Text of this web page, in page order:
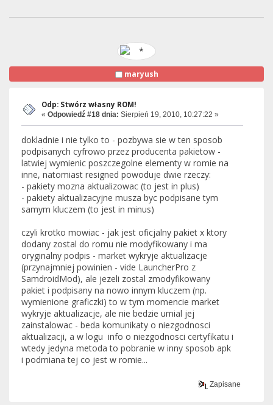
maryush
Odp: Stwórz własny ROM!
« Odpowiedź #18 dnia: Sierpień 19, 2010, 10:27:22 »
dokladnie i nie tylko to - pozbywa sie w ten sposob
podpisanych cyfrowo przez producenta pakietow -
latwiej wymienic poszczegolne elementy w romie na
inne, natomiast resigned powoduje dwie rzeczy:
- pakiety mozna aktualizowac (to jest in plus)
- pakiety aktualizacyjne musza byc podpisane tym
samym kluczem (to jest in minus)
czyli krotko mowiac - jak jest oficjalny pakiet x ktory
dodany zostal do romu nie modyfikowany i ma
oryginalny podpis - market wykryje aktualizacje
(przynajmniej powinien - vide LauncherPro z
SamdroidMod), ale jezeli zostal zmodyfikowany
pakiet i podpisany na nowo innym kluczem (np.
wymienione graficzki) to w tym momencie market
wykryje aktualizacje, ale nie bedzie umial jej
zainstalowac - beda komunikaty o niezgodnosci
aktualizacji, a w logu info o niezgodnosci certyfikatu i
wtedy jedyna metoda to pobranie w inny sposob apk
i podmiana tej co jest w romie...
Zapisane